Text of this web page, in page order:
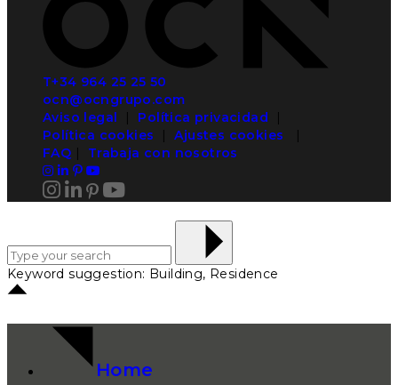
T+34 964 25 25 50
ocn@ocngrupo.com
Aviso legal
Política privacidad
Política cookies |Ajustes cookies
FAQ
Trabaja con nosotros
Keyword suggestion: Building, Residence
Home